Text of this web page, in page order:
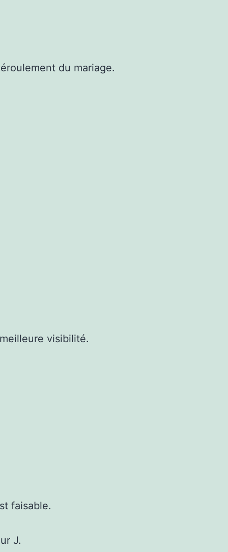
du mariage.
visibilité.
faisable.
J.